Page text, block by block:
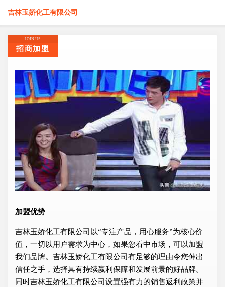
吉林玉娇化工有限公司
JOIN US
招商加盟
加盟优势
吉林玉娇化工有限公司以“专注产品，用心服务”为核心价
值，一切以用户需求为中心，如果您看中市场，可以加盟
我们品牌。吉林玉娇化工有限公司有足够的理由令您伸出
信任之手，选择具有持续赢利保障和发展前景的好品牌。
同时吉林玉娇化工有限公司设置强有力的销售返利政策并